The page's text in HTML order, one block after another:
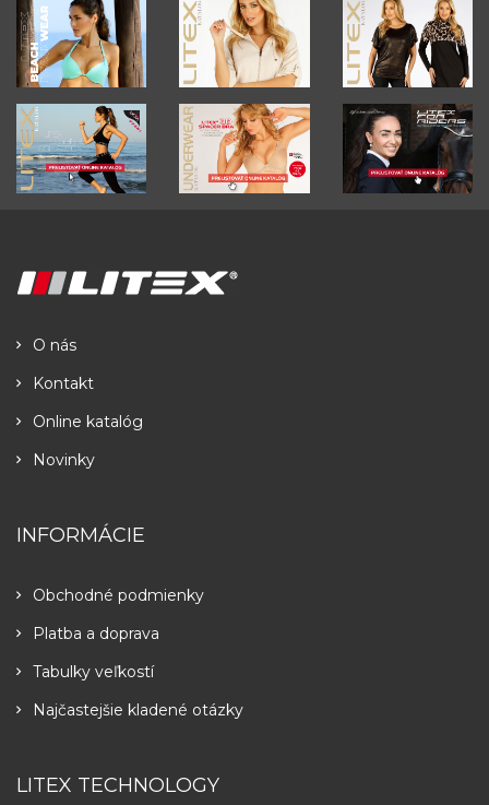
O nás
Kontakt
Online katalóg
Novinky
INFORMÁCIE
Obchodné podmienky
Platba a doprava
Tabulky veľkostí
Najčastejšie kladené otázky
LITEX TECHNOLOGY